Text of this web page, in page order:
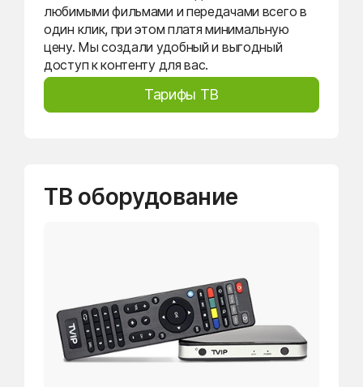
любимыми фильмами и передачами всего в
один клик, при этом платя минимальную
цену. Мы создали удобный и выгодный
доступ к контенту для вас.
Тарифы ТВ
ТВ оборудование